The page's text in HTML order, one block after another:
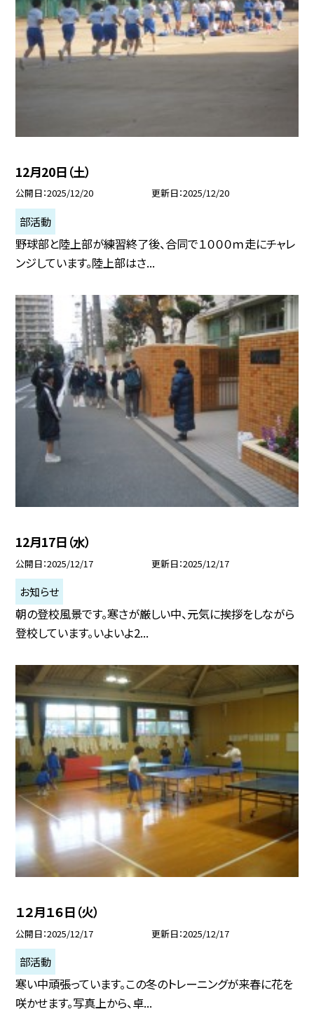
12月20日（土）
公開日 2025/12/20 更新日 2025/12/20
部活動
野球部と陸上部が練習終了後、合同で１０００ｍ走にチャレ
ンジしています。陸上部はさ...
12月17日（水）
公開日 2025/12/17 更新日 2025/12/17
お知らせ
朝の登校風景です。寒さが厳しい中、元気に挨拶をしながら
登校しています。いよいよ2...
１２月１６日（火）
公開日 2025/12/17 更新日 2025/12/17
部活動
寒い中頑張っています。この冬のトレーニングが来春に花を
咲かせます。写真上から、卓...